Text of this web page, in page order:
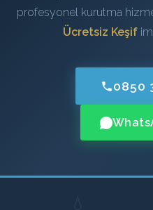
profesyonel kurutma
Ücretsiz Keşif
0850